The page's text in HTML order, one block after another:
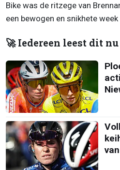
Bike was de ritzege van
een bewogen en snikhete
🚀 Iedereen leest dit nu